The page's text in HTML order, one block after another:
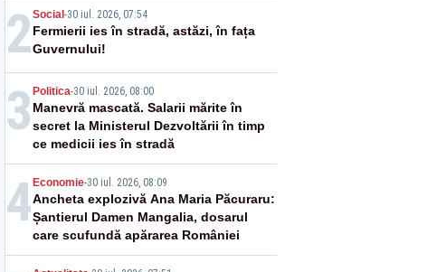
2Social -30 iul. 2026, 07:54
Fermierii ies în stradă, astăzi, în fața
Guvernului!
3 Politica-30 iul. 2026, 08:00
Manevră mascată. Salarii mărite în
secret la Ministerul Dezvoltării în timp
ce medicii ies în stradă
4 Economie-30 iul. 2026, 08:09
Ancheta explozivă Ana Maria Păcuraru:
Șantierul Damen Mangalia, dosarul
care scufundă apărarea României